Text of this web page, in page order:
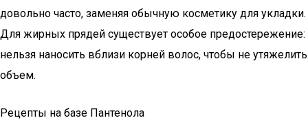
довольно часто, заменяя обычную косметику для укладки.
Для жирных прядей существует особое предостережение:
нельзя наносить вблизи корней волос, чтобы не утяжелить
объем.
Рецепты на базе Пантенола